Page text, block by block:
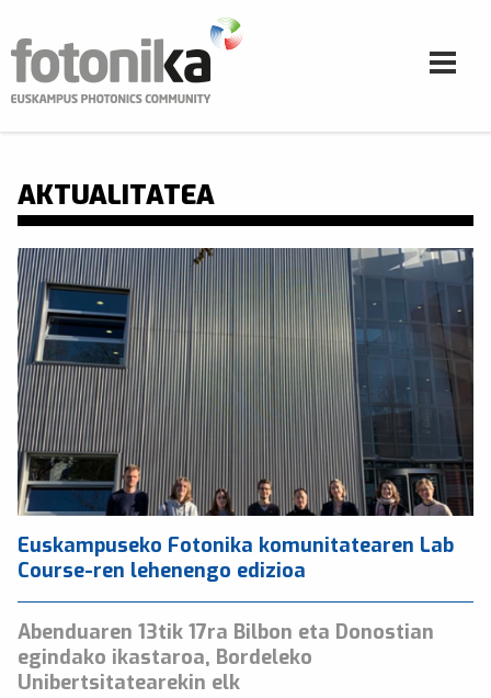
AKTUALITATEA
Euskampuseko Fotonika komunitatearen Lab
Course-ren lehenengo edizioa
Abenduaren 13tik 17ra Bilbon eta Donostian
egindako ikastaroa, Bordeleko
Unibertsitatearekin elk